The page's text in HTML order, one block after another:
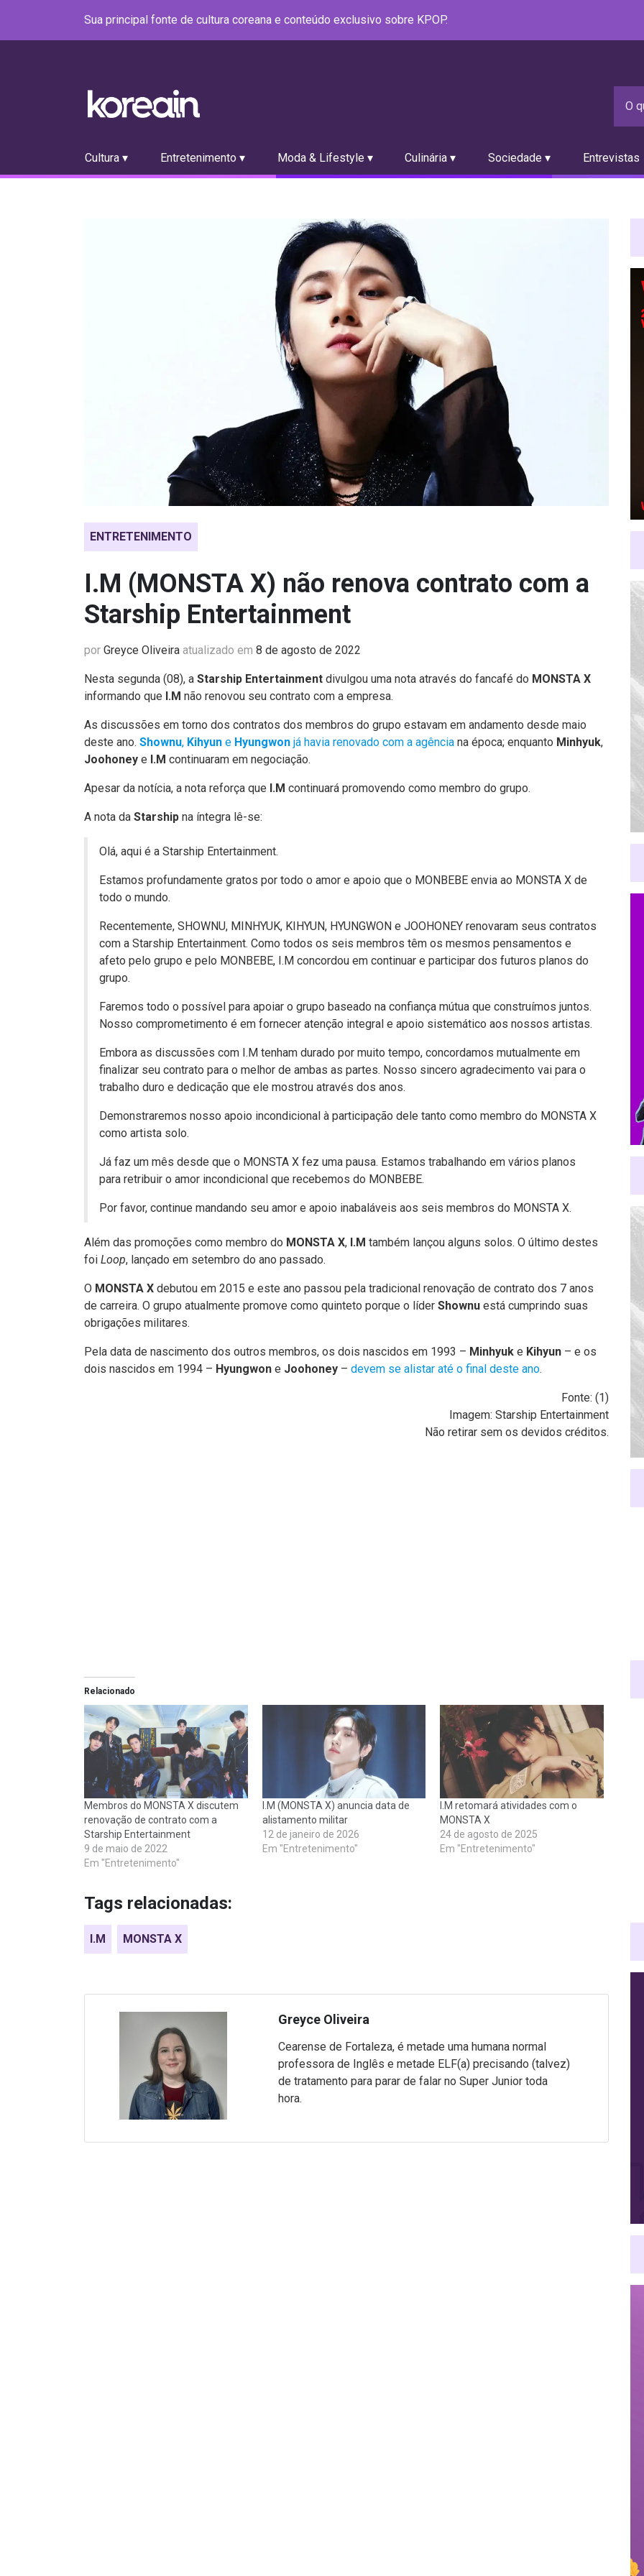
Sua principal fonte de cultura coreana e conteúdo exclusivo sobre KPOP.
Cultura ▾ Entretenimento ▾ Moda & Lifestyle ▾ Culinária ▾ Sociedade ▾ Entrevistas
ENTRETENIMENTO
I.M (MONSTA X) não renova contrato com a
Starship Entertainment
por Greyce Oliveira atualizado em 8 de agosto de 2022
Nesta segunda (08), a Starship Entertainment divulgou uma nota através do fancafé do MONSTA X
informando que I.M não renovou seu contrato com a empresa.
As discussões em torno dos contratos dos membros do grupo estavam em andamento desde maio
deste ano. Shownu, Kihyun e Hyungwon já havia renovado com a agência na época; enquanto Minhyuk,
Joohoney e I.M continuaram em negociação.
Apesar da notícia, a nota reforça que I.M continuará promovendo como membro do grupo.
A nota da Starship na íntegra lê-se:
Olá, aqui é a Starship Entertainment.
Estamos profundamente gratos por todo o amor e apoio que o MONBEBE envia ao MONSTA X de
todo o mundo.
Recentemente, SHOWNU, MINHYUK, KIHYUN, HYUNGWON e JOOHONEY renovaram seus contratos
com a Starship Entertainment. Como todos os seis membros têm os mesmos pensamentos e
afeto pelo grupo e pelo MONBEBE, I.M concordou em continuar e participar dos futuros planos do
grupo.
Faremos todo o possível para apoiar o grupo baseado na confiança mútua que construímos juntos.
Nosso comprometimento é em fornecer atenção integral e apoio sistemático aos nossos artistas.
Embora as discussões com I.M tenham durado por muito tempo, concordamos mutualmente em
finalizar seu contrato para o melhor de ambas as partes. Nosso sincero agradecimento vai para o
trabalho duro e dedicação que ele mostrou através dos anos.
Demonstraremos nosso apoio incondicional à participação dele tanto como membro do MONSTA X
como artista solo.
Já faz um mês desde que o MONSTA X fez uma pausa. Estamos trabalhando em vários planos
para retribuir o amor incondicional que recebemos do MONBEBE.
Por favor, continue mandando seu amor e apoio inabaláveis aos seis membros do MONSTA X.
Além das promoções como membro do MONSTA X, I.M também lançou alguns solos. O último destes
foi Loop, lançado em setembro do ano passado.
O MONSTA X debutou em 2015 e este ano passou pela tradicional renovação de contrato dos 7 anos
de carreira. O grupo atualmente promove como quinteto porque o líder Shownu está cumprindo suas
obrigações militares.
Pela data de nascimento dos outros membros, os dois nascidos em 1993 – Minhyuk e Kihyun – e os
dois nascidos em 1994 – Hyungwon e Joohoney – devem se alistar até o final deste ano.
Fonte: (1)
Imagem: Starship Entertainment
Não retirar sem os devidos créditos.
Relacionado
Membros do MONSTA X discutem
renovação de contrato com a
Starship Entertainment
9 de maio de 2022
Em "Entretenimento"
I.M (MONSTA X) anuncia data de
alistamento militar
12 de janeiro de 2026
Em "Entretenimento"
I.M retomará atividades com o
MONSTA X
24 de agosto de 2025
Em "Entretenimento"
Tags relacionadas:
I.M MONSTA X
Greyce Oliveira
Cearense de Fortaleza, é metade uma humana normal
professora de Inglês e metade ELF(a) precisando (talvez)
de tratamento para parar de falar no Super Junior toda
hora.